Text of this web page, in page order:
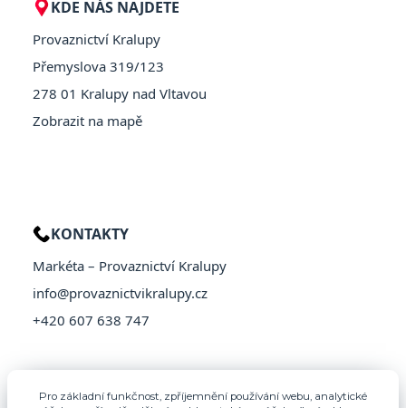
KDE NÁS NAJDETE
Provaznictví Kralupy
Přemyslova 319/123
278 01 Kralupy nad Vltavou
Zobrazit na mapě
KONTAKTY
Markéta – Provaznictví Kralupy
info@provaznictvikralupy.cz
+420 607 638 747
Pro základní funkčnost, zpříjemnění používání webu, analytické